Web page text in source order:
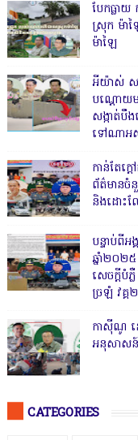
បែកធ្លា
ស្រុក ម៉ា
ម៉ាឡៃ
អីយ៉ាស់ ស
បណ្ដោយម
សង្កាត់បឹ
ទៅណាអ
កាន់តែក្
ព័ត៌មានចំ
និងដោះ
បន្ទាប់ពីអ
ឆ្នាំ២០២៥
សេចក្តីបំភ្
ច្រឡំ វគ្គ២
កាសុីណូ ន
អនុសាសន៍
CATEGORIES